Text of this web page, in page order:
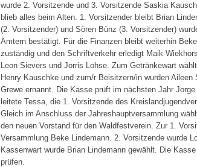
wurde 2. Vorsitzende und 3. Vorsitzende Saskia
blieb alles beim Alten. 1. Vorsitzender bleibt Brian
(2. Vorsitzender) und Sören Bünz (3. Vorsitzender)
Ämtern bestätigt. Für die Finanzen bleibt weiterhin
zuständig und den Schriftverkehr erledigt Maik
Leon Sievers und Jorris Lohse. Zum Getränkewart
Henry Kauschke und zum/r Beisitzern/in wurden Aileen
Grewe ernannt. Die Kasse prüft im nächsten Jahr
leitete Tessa, die 1. Vorsitzende des
Gleich im Anschluss der Jahreshauptversammlung
den neuen Vorstand für den Waldfestverein. Zur 1.
Versammlung Beke Lindemann. 2. Vorsitzende wurde
Kassenwart wurde Brian Lindemann gewählt. Die
prüfen.